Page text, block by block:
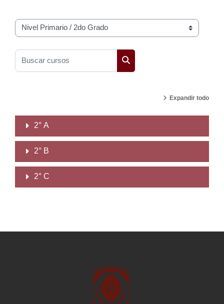
Categorías
Buscar cursos
Buscar cursos
Expandir todo
2° A
2° B
2° C